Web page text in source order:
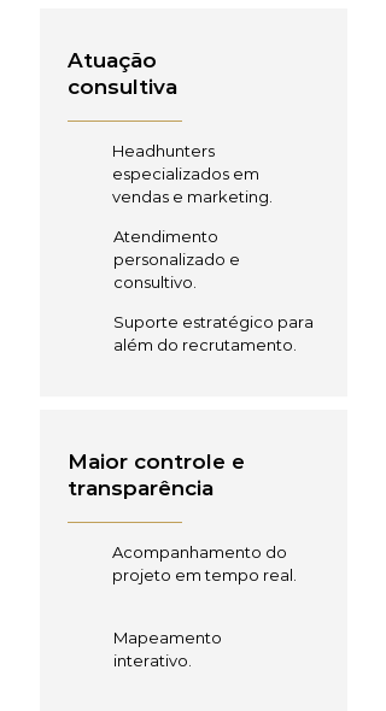
Atuação
consultiva
Headhunters
especializados em
vendas e marketing.
Atendimento
personalizado e
consultivo.
Suporte estratégico para
além do recrutamento.
Maior controle e
transparência
Acompanhamento do
projeto em tempo real.
Mapeamento
interativo.